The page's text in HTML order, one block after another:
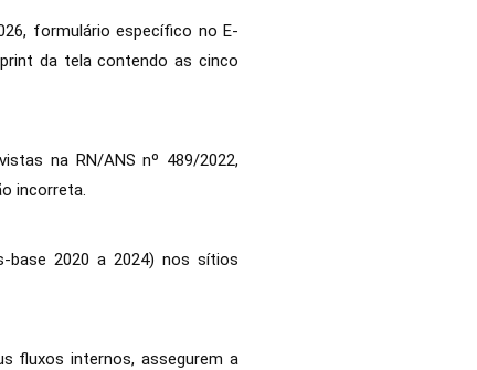
formulário específico no E-
da tela contendo as cinco
na RN/ANS nº 489/2022,
incorreta.
base 2020 a 2024) nos sítios
fluxos internos, assegurem a